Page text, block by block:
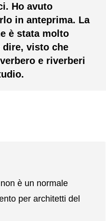
Ho avuto
in anteprima. La
è stata molto
visto che
e riverberi
è un normale
per architetti del